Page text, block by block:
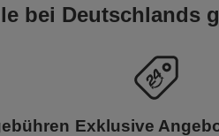
bei Deutschlands
Exklusive